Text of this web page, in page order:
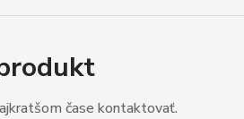
čase kontaktovať.